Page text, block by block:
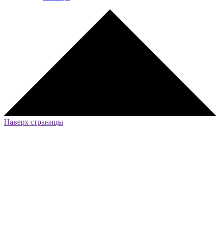
Наверх страницы